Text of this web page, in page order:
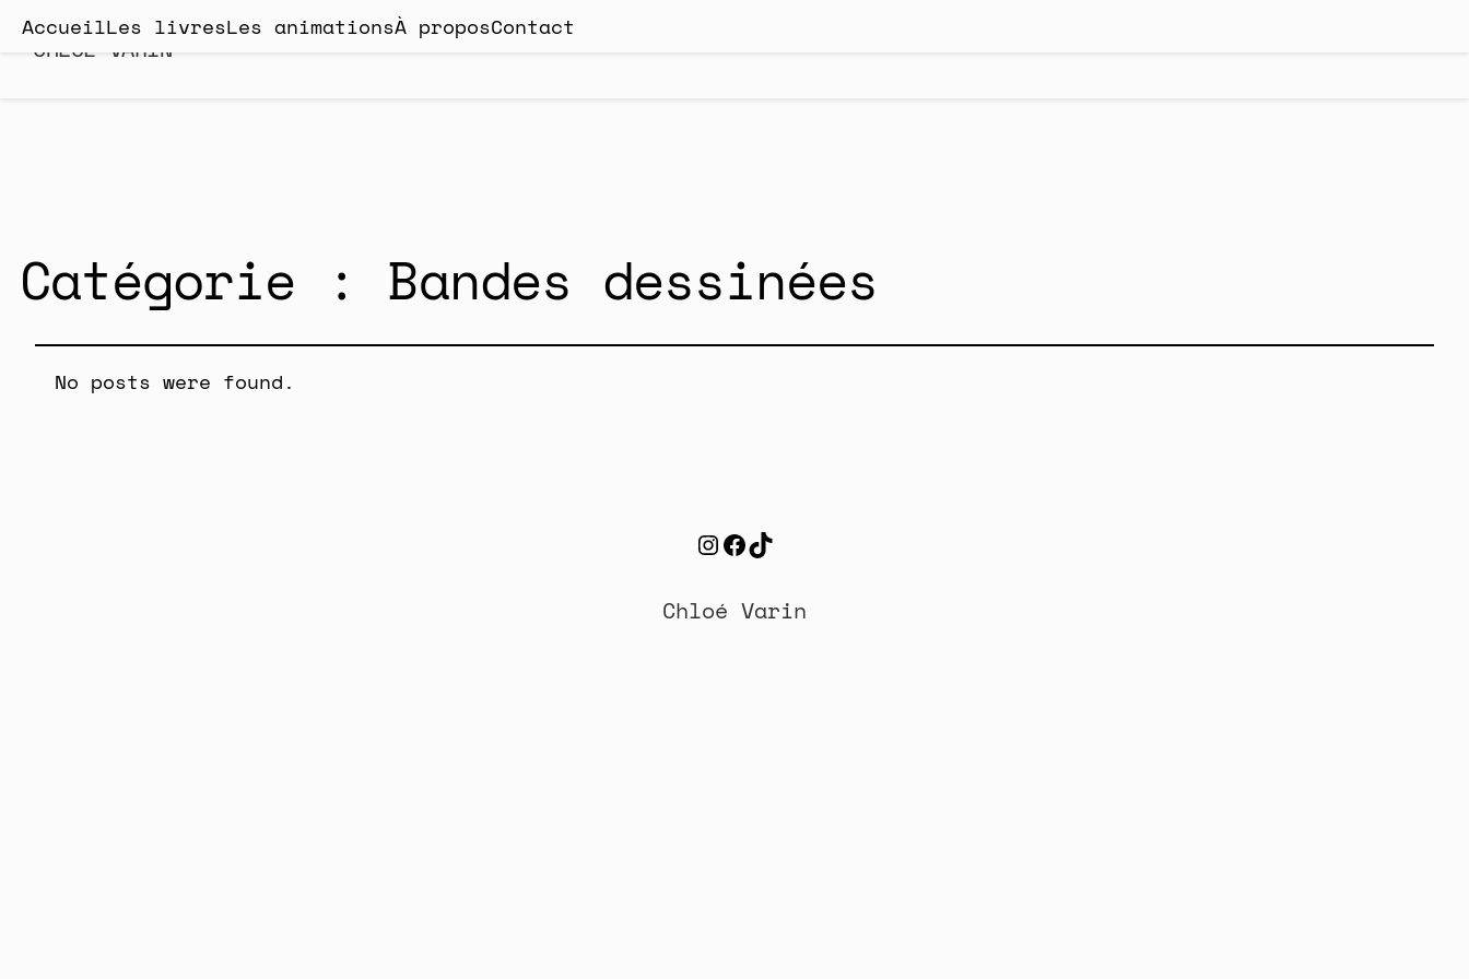
CHLOÉ VARIN
AccueilLes livresLes animationsÀ proposContact
Catégorie : Bandes dessinées
No posts were found.
Instagram
Facebook
TikTok
Chloé Varin